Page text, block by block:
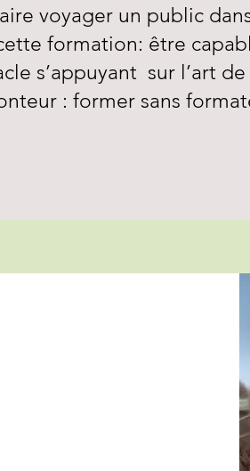
voyager un public
formation: être
s’appuyant sur l’art
: former sans